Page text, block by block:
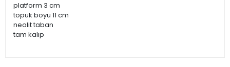
platform 3 cm
topuk boyu 11 cm
neolit taban
tam kalıp